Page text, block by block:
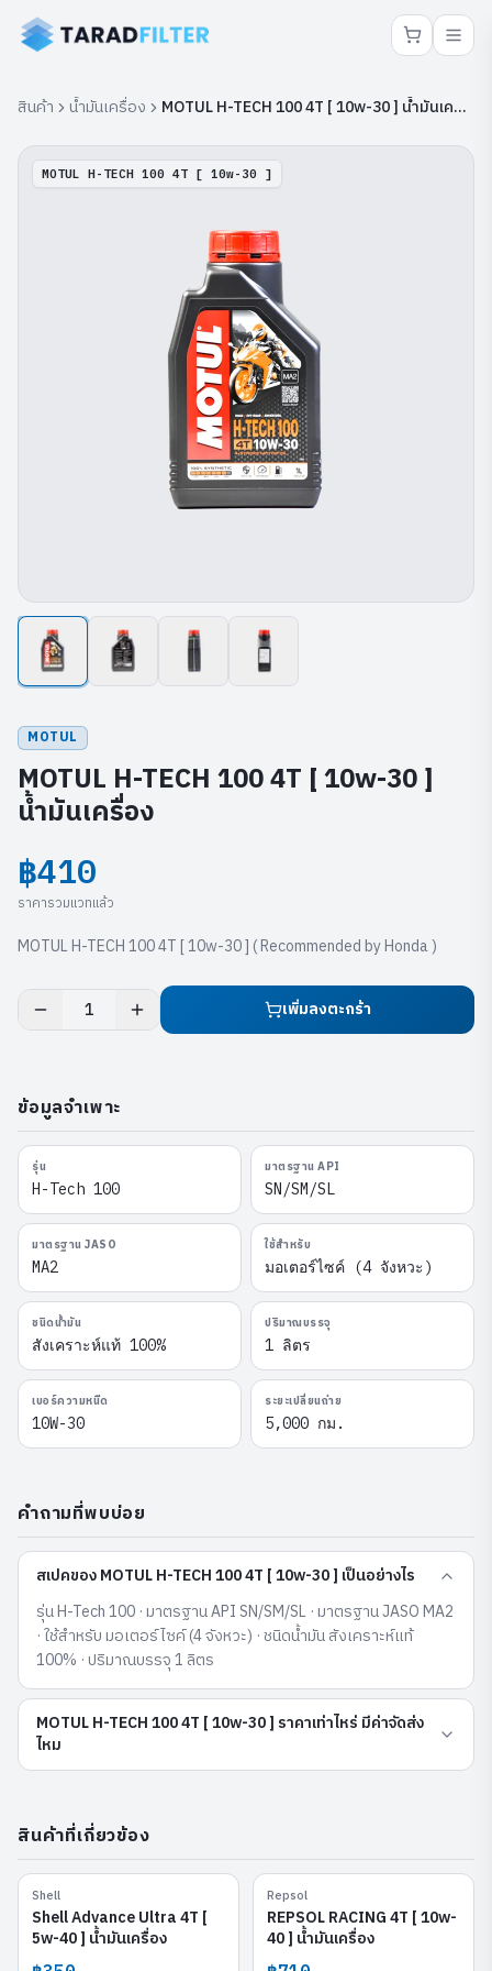
สินค้า น้ำมันเครื่อง MOTUL H-TECH 100 4T [ 10w-30 ] น้ำมันเครื่อง
MOTUL H-TECH 100 4T [ 10w-30 ]
MOTUL
MOTUL H-TECH 100 4T [ 10w-30 ]
น้ำมันเครื่อง
฿410
ราคารวมแวทแล้ว
MOTUL H-TECH 100 4T [ 10w-30 ] ( Recommended by Honda )
1 เพิ่มลงตะกร้า
ข้อมูลจำเพาะ
รุ่น
H-Tech 100
มาตรฐาน API
SN/SM/SL
มาตรฐาน JASO
MA2
ใช้สำหรับ
มอเตอร์ไซค์ (4 จังหวะ)
ชนิดน้ำมัน
สังเคราะห์แท้ 100%
ปริมาณบรรจุ
1 ลิตร
เบอร์ความหนืด
10W-30
ระยะเปลี่ยนถ่าย
5,000 กม.
คำถามที่พบบ่อย
สเปคของ MOTUL H-TECH 100 4T [ 10w-30 ] เป็นอย่างไร
รุ่น H-Tech 100 · มาตรฐาน API SN/SM/SL · มาตรฐาน JASO MA2
· ใช้สำหรับ มอเตอร์ไซค์ (4 จังหวะ) · ชนิดน้ำมัน สังเคราะห์แท้
100% · ปริมาณบรรจุ 1 ลิตร
MOTUL H-TECH 100 4T [ 10w-30 ] ราคาเท่าไหร่ มีค่าจัดส่ง
ไหม
สินค้าที่เกี่ยวข้อง
Shell Advance Ultra 4T [ 5w-
40 ]
Shell
Shell Advance Ultra 4T [
5w-40 ] น้ำมันเครื่อง
REPSOL RACING 4T [ 10w-40 ]
Repsol
REPSOL RACING 4T [ 10w-
40 ] น้ำมันเครื่อง